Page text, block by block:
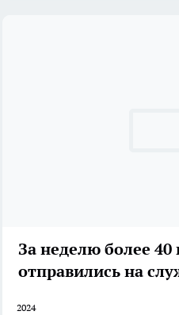
За неделю более
отправились на
2024